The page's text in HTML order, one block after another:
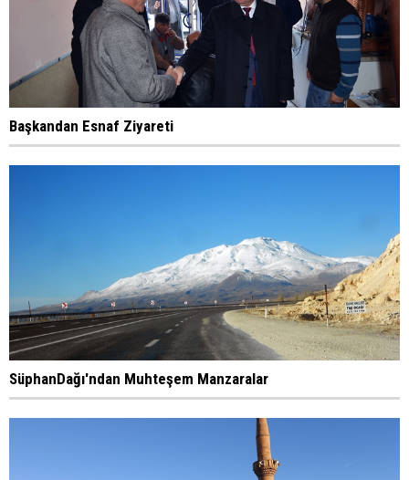
Başkandan Esnaf Ziyareti
SüphanDağı'ndan Muhteşem Manzaralar